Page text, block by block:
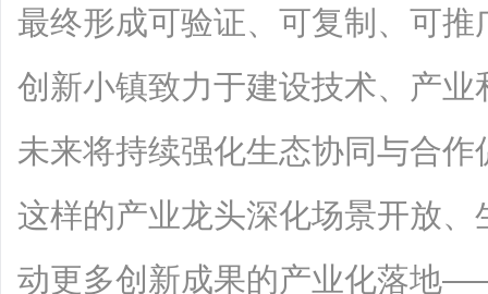
最终形成可验证、可复制、可
创新小镇致力于建设技术、产
未来将持续强化生态协同与合
这样的产业龙头深化场景开放
动更多创新成果的产业化落地